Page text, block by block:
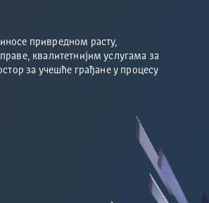
привредном расту,
квалитетнијим услугама за
за учешће грађане у процесу